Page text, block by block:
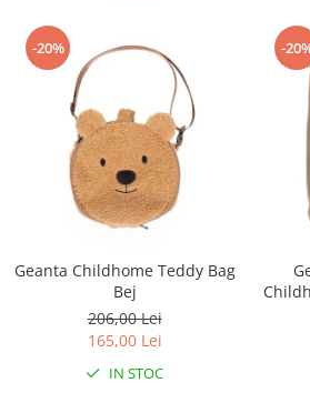
-20%
Geanta Childhome Teddy Bag
Bej
206,00 Lei
165,00 Lei
IN STOC
-